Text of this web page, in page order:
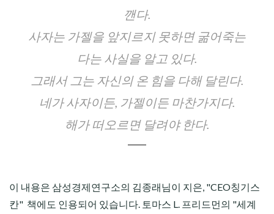
깬다.
사자는 가젤을 앞지르지 못하면 굶어죽는
다는 사실을 알고 있다.
그래서 그는 자신의 온 힘을 다해 달린다.
네가 사자이든, 가젤이든 마찬가지다.
해가 떠오르면 달려야 한다.
이 내용은 삼성경제연구소의 김종래님이 지은, "CEO칭기스
칸" 책에도 인용되어 있습니다. 토마스 L. 프리드먼의 "세계